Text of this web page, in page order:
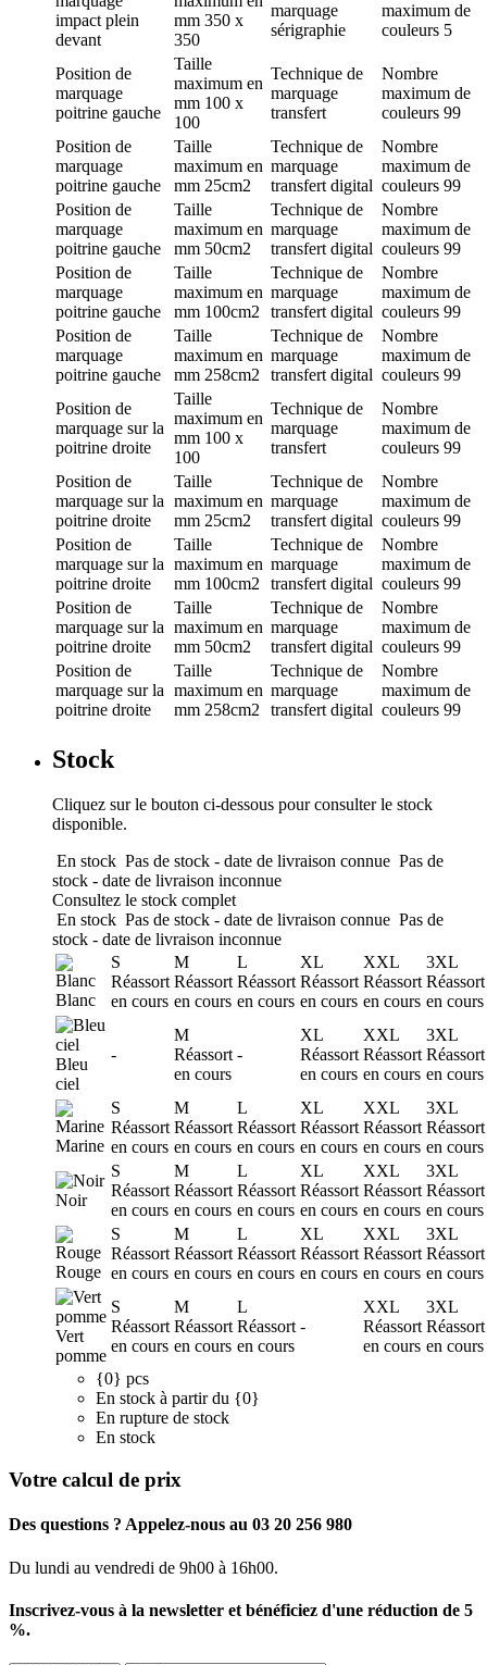
impact plein
devant
mm 350 x
350
marquage
sérigraphie
maximum de
couleurs 5
Position de
marquage
poitrine gauche
Taille
maximum en
mm 100 x
100
Technique de
marquage
transfert
Nombre
maximum de
couleurs 99
Position de
marquage
poitrine gauche
Taille
maximum en
mm 25cm2
Technique de
marquage
transfert digital
Nombre
maximum de
couleurs 99
Position de
marquage
poitrine gauche
Taille
maximum en
mm 50cm2
Technique de
marquage
transfert digital
Nombre
maximum de
couleurs 99
Position de
marquage
poitrine gauche
Taille
maximum en
mm 100cm2
Technique de
marquage
transfert digital
Nombre
maximum de
couleurs 99
Position de
marquage
poitrine gauche
Taille
maximum en
mm 258cm2
Technique de
marquage
transfert digital
Nombre
maximum de
couleurs 99
Position de
marquage sur la
poitrine droite
Taille
maximum en
mm 100 x
100
Technique de
marquage
transfert
Nombre
maximum de
couleurs 99
Position de
marquage sur la
poitrine droite
Taille
maximum en
mm 25cm2
Technique de
marquage
transfert digital
Nombre
maximum de
couleurs 99
Position de
marquage sur la
poitrine droite
Taille
maximum en
mm 100cm2
Technique de
marquage
transfert digital
Nombre
maximum de
couleurs 99
Position de
marquage sur la
poitrine droite
Taille
maximum en
mm 50cm2
Technique de
marquage
transfert digital
Nombre
maximum de
couleurs 99
Position de
marquage sur la
poitrine droite
Taille
maximum en
mm 258cm2
Technique de
marquage
transfert digital
Nombre
maximum de
couleurs 99
Stock
Cliquez sur le bouton ci-dessous pour consulter le stock
disponible.
En stock Pas de stock - date de livraison connue Pas de
stock - date de livraison inconnue
Consultez le stock complet
En stock Pas de stock - date de livraison connue Pas de
stock - date de livraison inconnue
Blanc
S
Réassort
en cours
M
Réassort
en cours
L
Réassort
en cours
XL
Réassort
en cours
XXL
Réassort
en cours
3XL
Réassort
en cours
Bleu
ciel
-
M
Réassort
en cours
-
XL
Réassort
en cours
XXL
Réassort
en cours
3XL
Réassort
en cours
Marine
S
Réassort
en cours
M
Réassort
en cours
L
Réassort
en cours
XL
Réassort
en cours
XXL
Réassort
en cours
3XL
Réassort
en cours
Noir
S
Réassort
en cours
M
Réassort
en cours
L
Réassort
en cours
XL
Réassort
en cours
XXL
Réassort
en cours
3XL
Réassort
en cours
Rouge
S
Réassort
en cours
M
Réassort
en cours
L
Réassort
en cours
XL
Réassort
en cours
XXL
Réassort
en cours
3XL
Réassort
en cours
Vert
pomme
S
Réassort
en cours
M
Réassort
en cours
L
Réassort
en cours
-
XXL
Réassort
en cours
3XL
Réassort
en cours
{0} pcs
En stock à partir du {0}
En rupture de stock
En stock
Votre calcul de prix
Des questions ? Appelez-nous au 03 20 256 980
Du lundi au vendredi de 9h00 à 16h00.
Inscrivez-vous à la newsletter et bénéficiez d'une réduction de 5
%.